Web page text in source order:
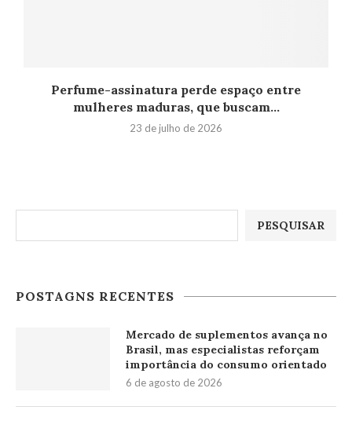
Perfume-assinatura perde espaço entre
mulheres maduras, que buscam...
23 de julho de 2026
PESQUISAR
POSTAGNS RECENTES
Mercado de suplementos avança no
Brasil, mas especialistas reforçam
importância do consumo orientado
6 de agosto de 2026